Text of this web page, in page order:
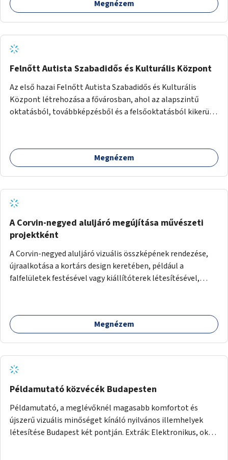
Megnézem
Felnőtt Autista Szabadidős és Kulturális Központ
Az első hazai Felnőtt Autista Szabadidős és Kulturális
Központ létrehozása a fővárosban, ahol az alapszintű
oktatásból, továbbképzésből és a felsőoktatásból kikerülő
Megnézem
A Corvin-negyed aluljáró megújítása művészeti
projektként
A Corvin-negyed aluljáró vizuális összképének rendezése,
újraalkotása a kortárs design keretében, például a
falfelületek festésével vagy kiállítóterek létesítésével,
bemutatkozásra, szélesebb körben való ismertségre.
Megnézem
Példamutató közvécék Budapesten
Példamutató, a meglévőknél magasabb komfortot és
újszerű vizuális minőséget kínáló nyilvános illemhelyek
létesítése Budapest két pontján. Extrák: Elektronikus, okos